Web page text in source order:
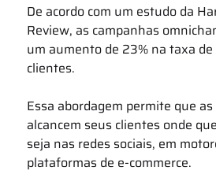
De acordo com um estudo da
Review, as campanhas
um aumento de 23% na taxa
clientes.
Essa abordagem permite que
alcancem seus clientes onde
seja nas redes sociais, em
plataformas de e-commerce.